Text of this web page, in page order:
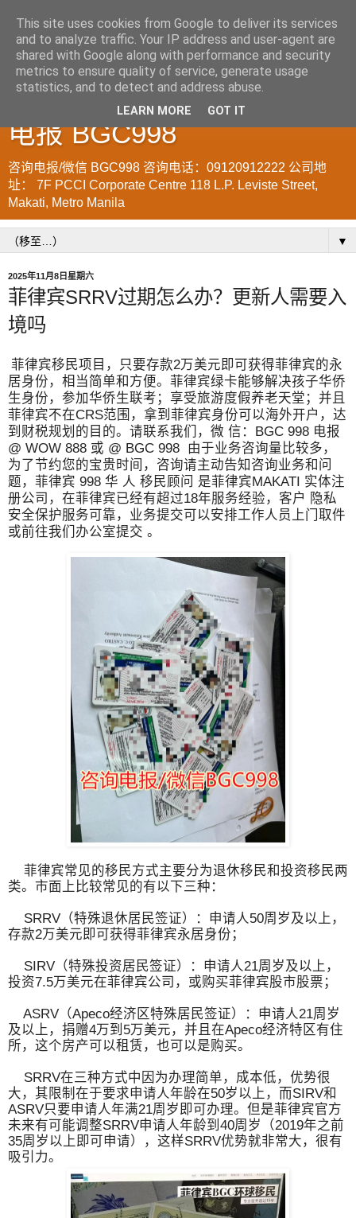
菲律宾998VISA移民公司
WWW.SRRV.DE 咨询微信/
电报 BGC998
咨询电报/微信 BGC998 咨询电话：09120912222 公司地
址： 7F PCCI Corporate Centre 118 L.P. Leviste Street,
Makati, Metro Manila
▼
2025年11月8日星期六
菲律宾SRRV过期怎么办？更新人需要入
境吗
菲律宾移民项目，只要存款2万美元即可获得菲律宾的永
居身份，相当简单和方便。菲律宾绿卡能够解决孩子华侨
生身份，参加华侨生联考；享受旅游度假养老天堂；并且
菲律宾不在CRS范围，拿到菲律宾身份可以海外开户，达
到财税规划的目的。请联系我们，微 信：BGC 998 电报
@ WOW 888 或 @ BGC 998 由于业务咨询量比较多，
为了节约您的宝贵时间，咨询请主动告知咨询业务和问
题，菲律宾 998 华 人 移民顾问 是菲律宾MAKATI 实体注
册公司，在菲律宾已经有超过18年服务经验，客户 隐私
安全保护服务可靠，业务提交可以安排工作人员上门取件
或前往我们办公室提交 。
菲律宾常见的移民方式主要分为退休移民和投资移民两
类。市面上比较常见的有以下三种：
SRRV（特殊退休居民签证）：申请人50周岁及以上，
存款2万美元即可获得菲律宾永居身份；
SIRV（特殊投资居民签证）：申请人21周岁及以上，
投资7.5万美元在菲律宾公司，或购买菲律宾股市股票；
ASRV（Apeco经济区特殊居民签证）：申请人21周岁
及以上，捐赠4万到5万美元，并且在Apeco经济特区有住
所，这个房产可以租赁，也可以是购买。
SRRV在三种方式中因为办理简单，成本低，优势很
大，其限制在于要求申请人年龄在50岁以上，而SIRV和
ASRV只要申请人年满21周岁即可办理。但是菲律宾官方
未来有可能调整SRRV申请人年龄到40周岁（2019年之前
35周岁以上即可申请），这样SRRV优势就非常大，很有
吸引力。
This site uses cookies from Google to deliver its services
and to analyze traffic. Your IP address and user-agent are
shared with Google along with performance and security
metrics to ensure quality of service, generate usage
statistics, and to detect and address abuse.
LEARN MORE GOT IT